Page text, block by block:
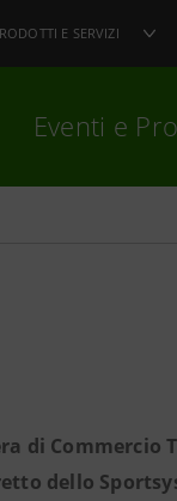
E SERVIZI
Eventi e
di Commercio
dello